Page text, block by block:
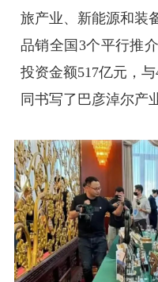
旅产业、新能源和装
品销全国3个平行推
投资金额517亿元，
同书写了巴彦淖尔产